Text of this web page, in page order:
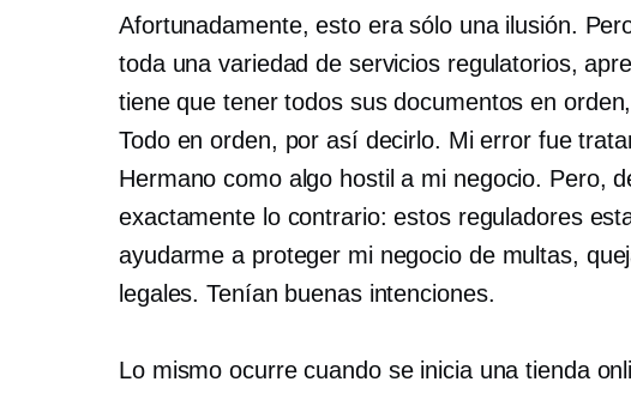
Afortunadamente, esto era sólo una ilusión.
toda una variedad de servicios regulatorios,
tiene que tener todos sus documentos en
Todo en orden, por así decirlo. Mi error fue
Hermano como algo hostil a mi negocio. Pero,
exactamente lo contrario: estos reguladores
ayudarme a proteger mi negocio de multas,
legales. Tenían buenas intenciones.
Lo mismo ocurre cuando se inicia una tienda